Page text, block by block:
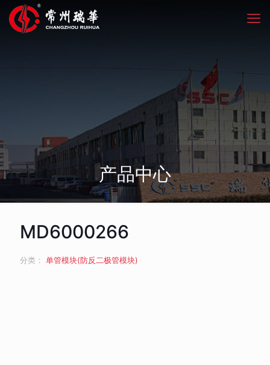
产品中心
MD6000266
分类： 单管模块(防反二极管模块)